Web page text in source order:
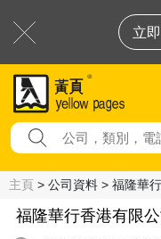
立
主頁 > 公司資料 > 福隆華
福隆華行香港有限公